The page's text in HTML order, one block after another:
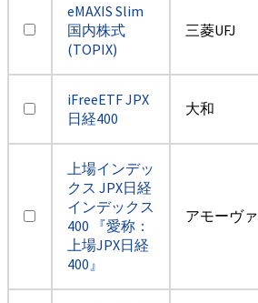
eMAXIS Slim
国内株式
(TOPIX)
三菱UFJ
iFreeETF JPX
日経400
大和
上場インデッ
クス JPX日経
インデックス
400 『愛称：
上場JPX日経
400』
アモーヴァ